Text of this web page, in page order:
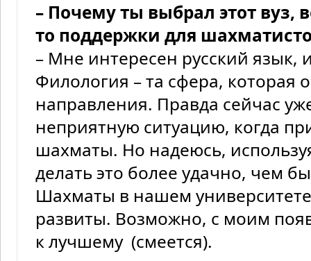
– Почему ты выбрал этот вуз,
то поддержки для
– Мне интересен русский язык,
Филология – та сфера, которая
направления. Правда сейчас
неприятную ситуацию, когда
шахматы. Но надеюсь,
делать это более удачно, чем
Шахматы в нашем
развиты. Возможно, с моим
к лучшему (смеется).